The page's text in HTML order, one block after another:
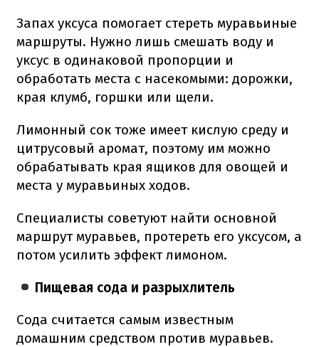
Запах уксуса помогает стереть муравьиные
маршруты. Нужно лишь смешать воду и
уксус в одинаковой пропорции и
обработать места с насекомыми: дорожки,
края клумб, горшки или щели.
Лимонный сок тоже имеет кислую среду и
цитрусовый аромат, поэтому им можно
обрабатывать края ящиков для овощей и
места у муравьиных ходов.
Специалисты советуют найти основной
маршрут муравьев, протереть его уксусом, а
потом усилить эффект лимоном.
Пищевая сода и разрыхлитель
Сода считается самым известным
домашним средством против муравьев.